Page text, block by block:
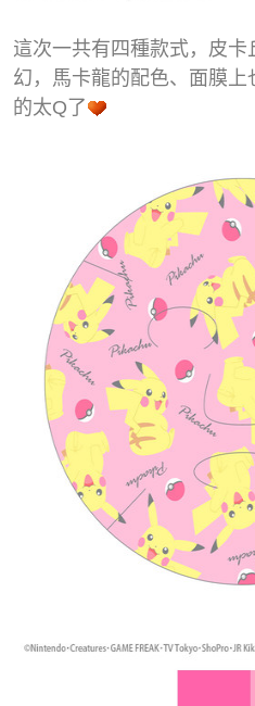
這次一共有四種款式，皮
幻，馬卡龍的配色、面膜
的太Q了